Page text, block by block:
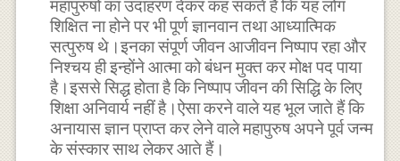
महापुरुषों का उदाहरण देकर कह सकते हैं कि यह लोग
शिक्षित ना होने पर भी पूर्ण ज्ञानवान तथा आध्यात्मिक
सत्पुरुष थे।इनका संपूर्ण जीवन आजीवन निष्पाप रहा और
निश्चय ही इन्होंने आत्मा को बंधन मुक्त कर मोक्ष पद पाया
है।इससे सिद्ध होता है कि निष्पाप जीवन की सिद्धि के लिए
शिक्षा अनिवार्य नहीं है।ऐसा करने वाले यह भूल जाते हैं कि
अनायास ज्ञान प्राप्त कर लेने वाले महापुरुष अपने पूर्व जन्म
के संस्कार साथ लेकर आते हैं।